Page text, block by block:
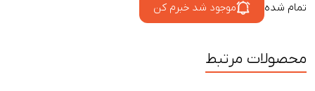
تمام شده موجود شد خبرم کن
محصولات مرتبط